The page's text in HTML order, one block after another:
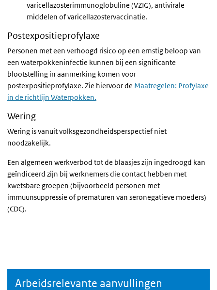
varicellazosterimmunoglobuline (VZIG), antivirale
middelen of varicellazostervaccinatie.
Postexpositieprofylaxe
Personen met een verhoogd risico op een ernstig beloop van
een waterpokkeninfectie kunnen bij een significante
blootstelling in aanmerking komen voor
postexpositieprofylaxe. Zie hiervoor de Maatregelen: Profylaxe
in de richtlijn Waterpokken.
Wering
Wering is vanuit volksgezondheidsperspectief niet
noodzakelijk.
Een algemeen werkverbod tot de blaasjes zijn ingedroogd kan
geïndiceerd zijn bij werknemers die contact hebben met
kwetsbare groepen (bijvoorbeeld personen met
immuunsuppressie of prematuren van seronegatieve moeders)
(CDC).
Arbeidsrelevante aanvullingen